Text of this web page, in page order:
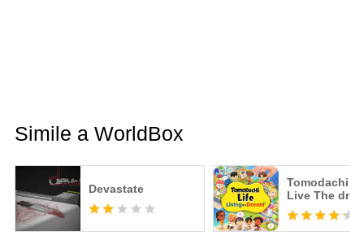
Simile a WorldBox
Devastate
Tomodachi
Live The